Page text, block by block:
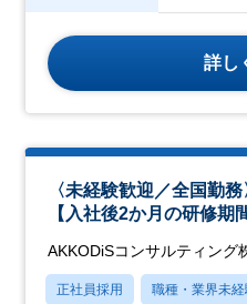
詳し
〈未経験歓迎／全国勤
【入社後2か月の研修期
AKKODiSコンサルティング
正社員採用 職種・業界未経